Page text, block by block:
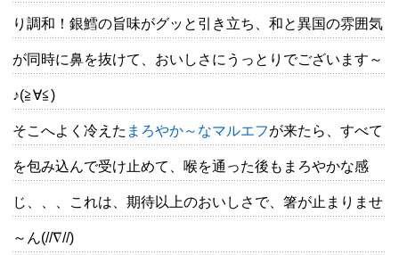
り調和！銀鱈の旨味がグッと引き立ち、和と異国の雰囲気
が同時に鼻を抜けて、おいしさにうっとりでございます～
♪(≧∀≦)
そこへよく冷えた まろやか～なマルエフが来たら、すべて
を包み込んで受け止めて、喉を通った後もまろやかな感
じ、、、これは、期待以上のおいしさで、箸が止まりませ
～ん(//∇//)